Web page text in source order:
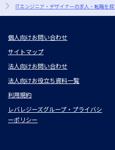
ITエンジニア・デザイナーの求人・転職を
個人向けお問い合わせ
サイトマップ
法人向けお問い合わせ
法人向けお役立ち資料一覧
利用規約
レバレジーズグループ・プライバシ
ーポリシー